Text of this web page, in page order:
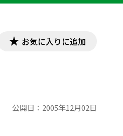
お気に入りに追加
公開日： 2005年12月02日